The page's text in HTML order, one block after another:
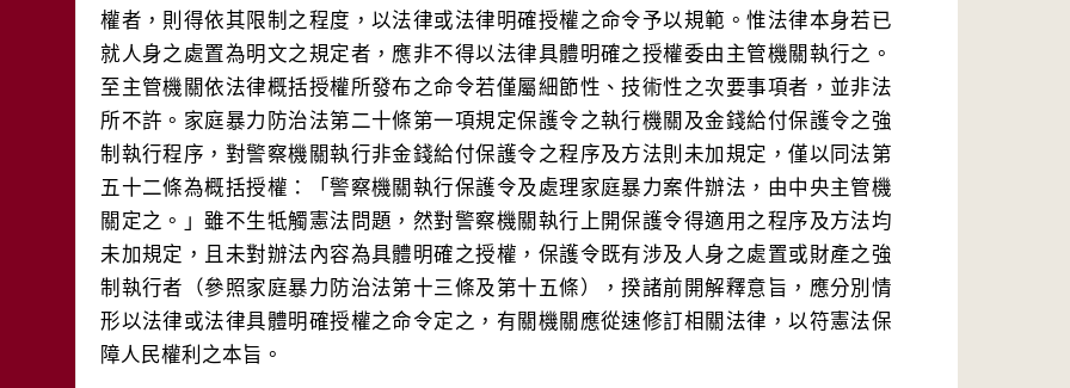
權者，則得依其限制之程度，以法律或法律明確授權之命令予以規範。惟法律本身若已
就人身之處置為明文之規定者，應非不得以法律具體明確之授權委由主管機關執行之。
至主管機關依法律概括授權所發布之命令若僅屬細節性、技術性之次要事項者，並非法
所不許。家庭暴力防治法第二十條第一項規定保護令之執行機關及金錢給付保護令之強
制執行程序，對警察機關執行非金錢給付保護令之程序及方法則未加規定，僅以同法第
五十二條為概括授權：「警察機關執行保護令及處理家庭暴力案件辦法，由中央主管機
關定之。」雖不生牴觸憲法問題，然對警察機關執行上開保護令得適用之程序及方法均
未加規定，且未對辦法內容為具體明確之授權，保護令既有涉及人身之處置或財產之強
制執行者（參照家庭暴力防治法第十三條及第十五條），揆諸前開解釋意旨，應分別情
形以法律或法律具體明確授權之命令定之，有關機關應從速修訂相關法律，以符憲法保